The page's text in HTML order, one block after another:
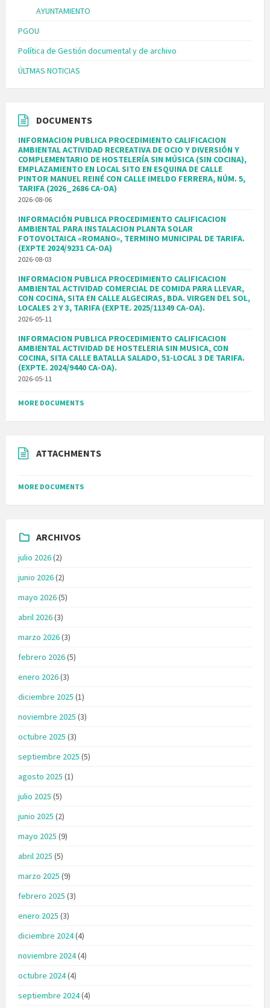
AYUNTAMIENTO
PGOU
Política de Gestión documental y de archivo
ÚLTMAS NOTICIAS
DOCUMENTS
INFORMACION PUBLICA PROCEDIMIENTO CALIFICACION
AMBIENTAL ACTIVIDAD RECREATIVA DE OCIO Y DIVERSIÓN Y
COMPLEMENTARIO DE HOSTELERÍA SIN MÚSICA (SIN COCINA),
EMPLAZAMIENTO EN LOCAL SITO EN ESQUINA DE CALLE
PINTOR MANUEL REINÉ CON CALLE IMELDO FERRERA, NÚM. 5,
TARIFA (2026_2686 CA-OA)
2026-08-06
INFORMACIÓN PUBLICA PROCEDIMIENTO CALIFICACION
AMBIENTAL PARA INSTALACION PLANTA SOLAR
FOTOVOLTAICA «ROMANO», TERMINO MUNICIPAL DE TARIFA.
(EXPTE 2024/9231 CA-OA)
2026-08-03
INFORMACION PUBLICA PROCEDIMIENTO CALIFICACION
AMBIENTAL ACTIVIDAD COMERCIAL DE COMIDA PARA LLEVAR,
CON COCINA, SITA EN CALLE ALGECIRAS, BDA. VIRGEN DEL SOL,
LOCALES 2 Y 3, TARIFA (EXPTE. 2025/11349 CA-OA).
2026-05-11
INFORMACION PUBLICA PROCEDIMIENTO CALIFICACION
AMBIENTAL ACTIVIDAD DE HOSTELERIA SIN MUSICA, CON
COCINA, SITA CALLE BATALLA SALADO, 51-LOCAL 3 DE TARIFA.
(EXPTE. 2024/9440 CA-OA).
2026-05-11
MORE DOCUMENTS
ATTACHMENTS
MORE DOCUMENTS
ARCHIVOS
julio 2026(2)
junio 2026(2)
mayo 2026(5)
abril 2026(3)
marzo 2026(3)
febrero 2026(5)
enero 2026(3)
diciembre 2025 (1)
noviembre 2025 (3)
octubre 2025 (3)
septiembre 2025 (5)
agosto 2025 (1)
julio 2025 (5)
junio 2025 (2)
mayo 2025 (9)
abril 2025 (5)
marzo 2025 (9)
febrero 2025 (3)
enero 2025 (3)
diciembre 2024(4)
noviembre 2024(4)
octubre 2024(4)
septiembre 2024(4)